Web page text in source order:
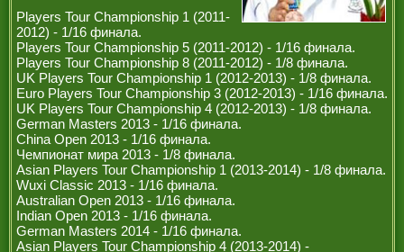
ЧЕМПИОНЫ МИРА
ЛЕГЕНДЫ СНУКЕРА
РЕФЕРИ
Players Tour Championship 1 (2011-
2012) - 1/16 финала.
Players Tour Championship 5 (2011-2012) - 1/16 финала.
Players Tour Championship 8 (2011-2012) - 1/8 финала.
UK Players Tour Championship 1 (2012-2013) - 1/8 финала.
Euro Players Tour Championship 3 (2012-2013) - 1/16 финала.
UK Players Tour Championship 4 (2012-2013) - 1/8 финала.
German Masters 2013 - 1/16 финала.
China Open 2013 - 1/16 финала.
Чемпионат мира 2013 - 1/8 финала.
Asian Players Tour Championship 1 (2013-2014) - 1/8 финала.
Wuxi Classic 2013 - 1/16 финала.
Australian Open 2013 - 1/16 финала.
Indian Open 2013 - 1/16 финала.
German Masters 2014 - 1/16 финала.
Asian Players Tour Championship 4 (2013-2014) -